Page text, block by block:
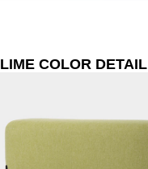
LIME COLOR DETAIL